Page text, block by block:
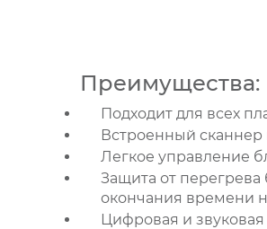
Преимущества:
Подходит для всех
Встроенный сканнер
Легкое управление
Защита от
окончания времени
Цифровая и